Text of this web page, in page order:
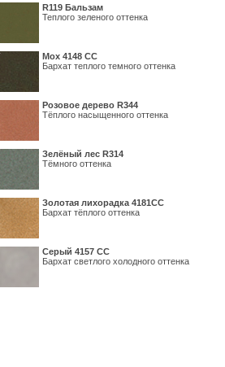
R119 Бальзам
Теплого зеленого оттенка
Мох 4148 СС
Бархат теплого темного оттенка
Розовое дерево R344
Тёплого насыщенного оттенка
Зелёный лес R314
Тёмного оттенка
Золотая лихорадка 4181СС
Бархат тёплого оттенка
Серый 4157 СС
Бархат светлого холодного оттенка